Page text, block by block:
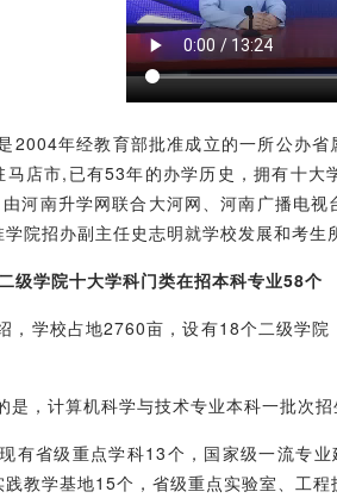
年经教育部批准成立的一所公办省
马店市,已有53年的办学历史，拥有十
河南升学网联合大河网、河南广播电
学院招办副主任史志明就学校发展和考
级学院十大学科门类在招本科专业58个
校占地2760亩，设有18个二级学院
计算机科学与技术专业本科一批次招
省级重点学科13个，国家级一流专业
教学基地15个，省级重点实验室、工
2023年高校招生宣传总结及高中、高校新高考生涯发展主题研讨会圆满举行